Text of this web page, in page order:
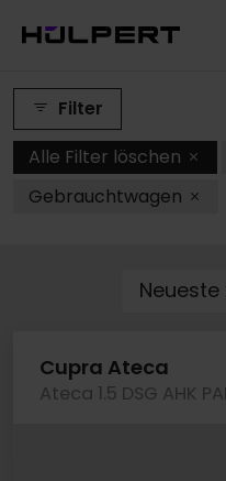
Filter
Alle Filter löschen
Gebrauchtwagen
Cupra Ateca